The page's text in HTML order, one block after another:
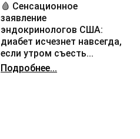
🩸 Сенсационное
заявление
эндокринологов США:
диабет исчезнет навсегда,
если утром съесть...
Подробнее...